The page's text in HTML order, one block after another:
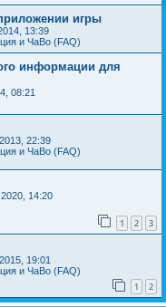
игры
13:39
и ЧаВо (FAQ)
информации для
08:21
22:39
и ЧаВо (FAQ)
14:20
1 2 3
19:01
и ЧаВо (FAQ)
1 2